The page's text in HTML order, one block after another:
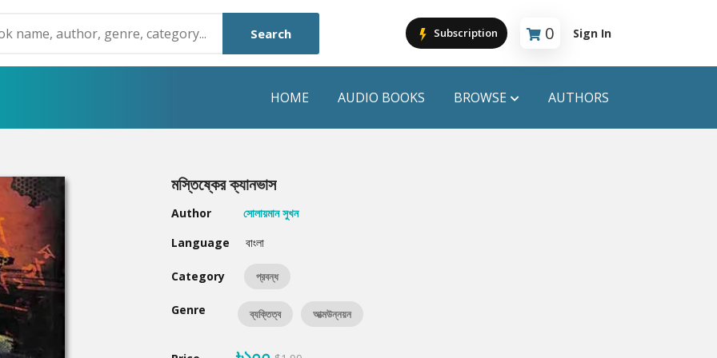
Search Subscription 0
Cart is empty
Sign In
HOME AUDIO BOOKS BROWSE
Humayun Ahmed
Mouri Morium
Hot & New
AUTHORS
মস্তিষ্কের ক্যানভাস
Author
সোলায়মান সুখন
Language
বাংলা
Category প্রবন্ধ
Genre ব্যক্তিত্ব আত্মউন্নয়ন